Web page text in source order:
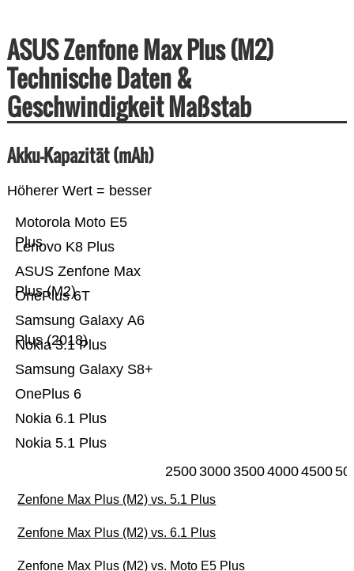
ASUS Zenfone Max Plus (M2)
Technische Daten &
Geschwindigkeit Maßstab
Akku-Kapazität (mAh)
Höherer Wert = besser
Nokia 5.1 Plus
Nokia 6.1 Plus
OnePlus 6
Samsung Galaxy S8+
Nokia 3.1 Plus
Samsung Galaxy A6
Plus (2018)
OnePlus 6T
ASUS Zenfone Max
Plus (M2)
Lenovo K8 Plus
Motorola Moto E5
Plus
25003000350040004500
Zenfone Max Plus (M2) vs. 5.1 Plus
Zenfone Max Plus (M2) vs. 6.1 Plus
Zenfone Max Plus (M2) vs. Moto E5 Plus